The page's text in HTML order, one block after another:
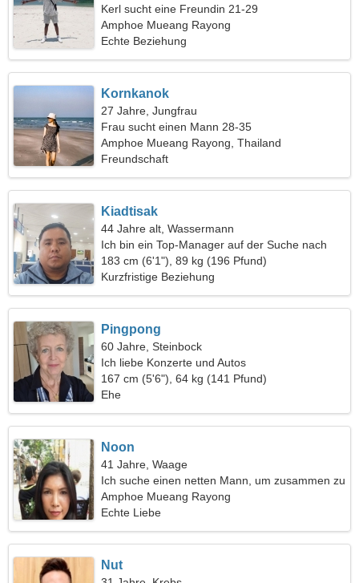
Kerl sucht eine Freundin 21-29
Amphoe Mueang Rayong
Echte Beziehung
Kornkanok
27 Jahre, Jungfrau
Frau sucht einen Mann 28-35
Amphoe Mueang Rayong, Thailand
Freundschaft
Kiadtisak
44 Jahre alt, Wassermann
Ich bin ein Top-Manager auf der Suche nach
einer schönen Frau
183 cm (6'1"), 89 kg (196 Pfund)
Kurzfristige Beziehung
Pingpong
60 Jahre, Steinbock
Ich liebe Konzerte und Autos
167 cm (5'6"), 64 kg (141 Pfund)
Ehe
Noon
41 Jahre, Waage
Ich suche einen netten Mann, um zusammen zu
reisen
Amphoe Mueang Rayong
Echte Liebe
Nut